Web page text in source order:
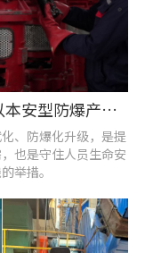
告别老旧设备！以本安型防爆产品矩阵与合规检测，守住工矿安全底线
、防爆化升级，是提
也是守住人员生命安
举措。